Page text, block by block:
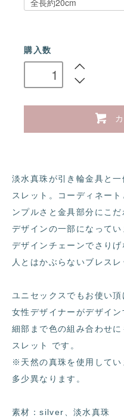
購入数
淡水真珠が引き輪金具と
スレット。コーディネー
ンプルさと金具部分にこ
デザインの一部になってい
デザインチェーンでさりげ
人とはかぶらないブレスレ
ユニセックスでもお使い頂
女性デザイナーがデザイン
細部まで色の組み合わせ
スレット です。
※天然の真珠を使用して
多少異なります。
素材：silver、淡水真珠